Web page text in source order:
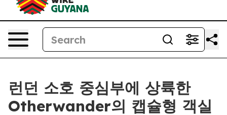
런던 소호 중심부에 상륙한
Otherwander의 캡슐형 객실